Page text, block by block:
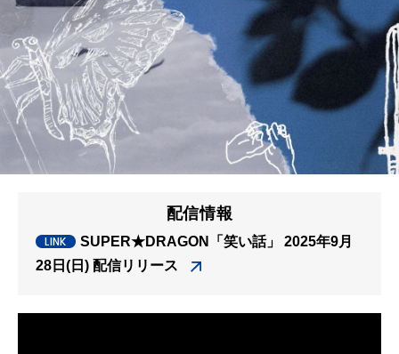
配信情報
SUPER★DRAGON「笑い話」 2025年9月
28日(日) 配信リリース